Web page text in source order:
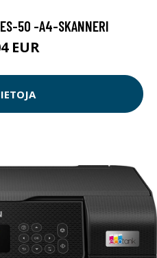
ES-50 -A4-SKANNERI
EUR